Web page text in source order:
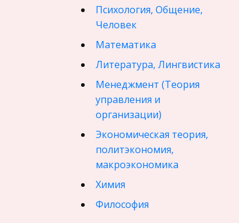
Психология, Общение,
Человек
Математика
Литература, Лингвистика
Менеджмент (Теория
управления и
организации)
Экономическая теория,
политэкономия,
макроэкономика
Химия
Философия